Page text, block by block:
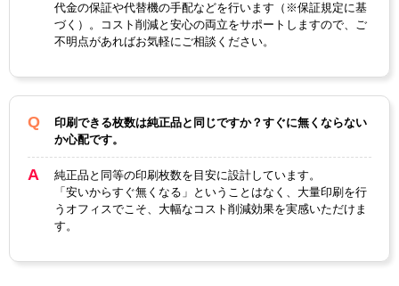
代金の保証や代替機の手配などを行います（※保証規定に基
づく）。コスト削減と安心の両立をサポートしますので、ご
不明点があればお気軽にご相談ください。
印刷できる枚数は純正品と同じですか？すぐに無くならない
か心配です。
純正品と同等の印刷枚数を目安に設計しています。
「安いからすぐ無くなる」ということはなく、大量印刷を行
うオフィスでこそ、大幅なコスト削減効果を実感いただけま
す。